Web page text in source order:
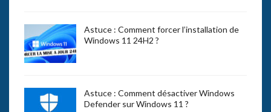
Astuce : Comment forcer l’installation de
Windows 11 24H2 ?
Astuce : Comment désactiver Windows
Defender sur Windows 11 ?